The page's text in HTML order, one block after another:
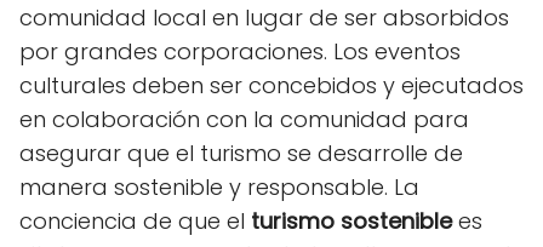
comunidad local en lugar de ser absorbidos
por grandes corporaciones. Los eventos
culturales deben ser concebidos y ejecutados
en colaboración con la comunidad para
asegurar que el turismo se desarrolle de
manera sostenible y responsable. La
conciencia de que el turismo sosteniblees